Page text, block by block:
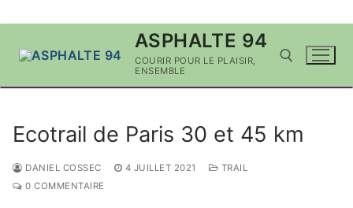
ASPHALTE 94
COURIR POUR LE PLAISIR,
ENSEMBLE
Ecotrail de Paris 30 et 45 km
DANIEL COSSEC 4 JUILLET 2021
TRAIL
0 COMMENTAIRE